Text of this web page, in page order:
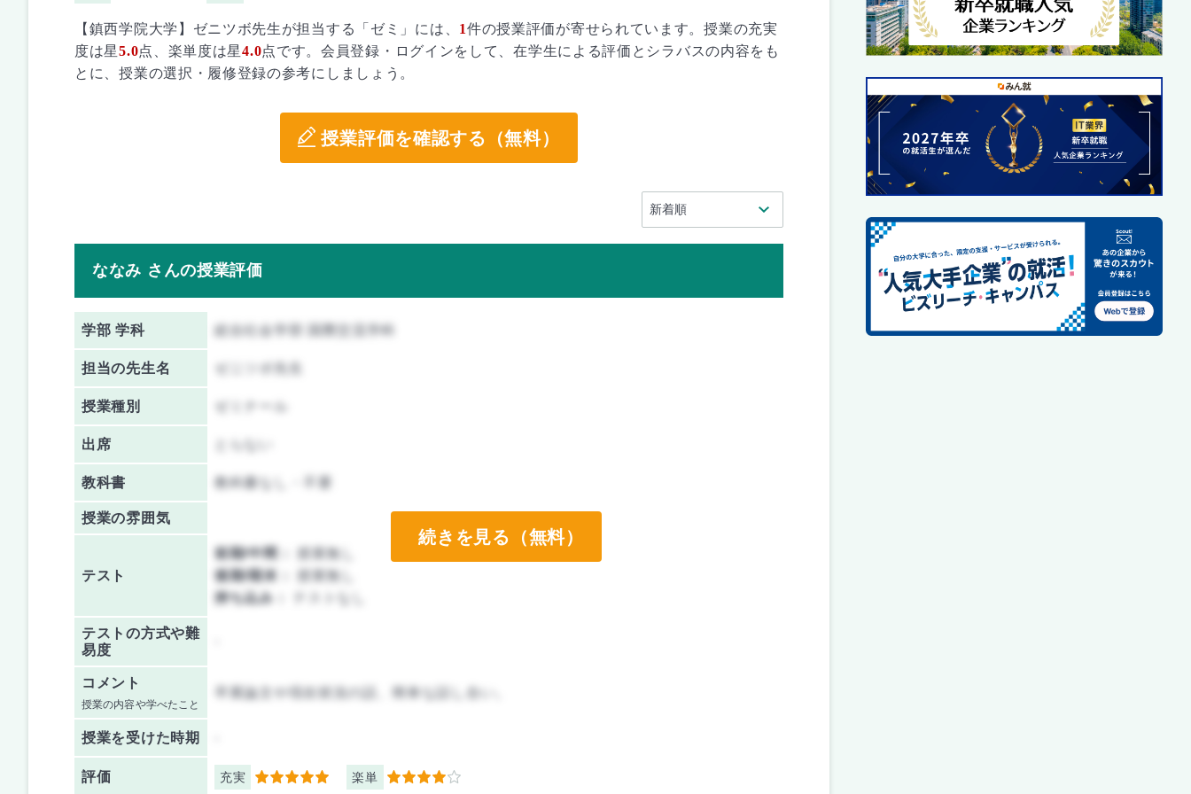
【鎮西学院大学】ゼニツボ先生が担当する「ゼミ」には、 1件の授業評価が寄せられています。授業の充実
度は星5.0点、楽単度は星4.0点です。会員登録・ログインをして、在学生による評価とシラバスの内容をも
とに、授業の選択・履修登録の参考にしましょう。
授業評価を確認する（無料）
ななみ さんの授業評価
学部 学科 総合社会学部 国際交流学科
担当の先生名
授業種別
出席
教科書 教科書なし・不要
授業の雰囲気
テスト
前期/中間：
授業無し
後期/期末：
授業無し
持ち込み：
テストの方式や難
易度
コメント
授業の内容や学べたこと
卒業論文や現在状況の話、簡単な話し合い。
授業を受けた時期
評価 充実 5 楽単 4
続きを見る（無料）